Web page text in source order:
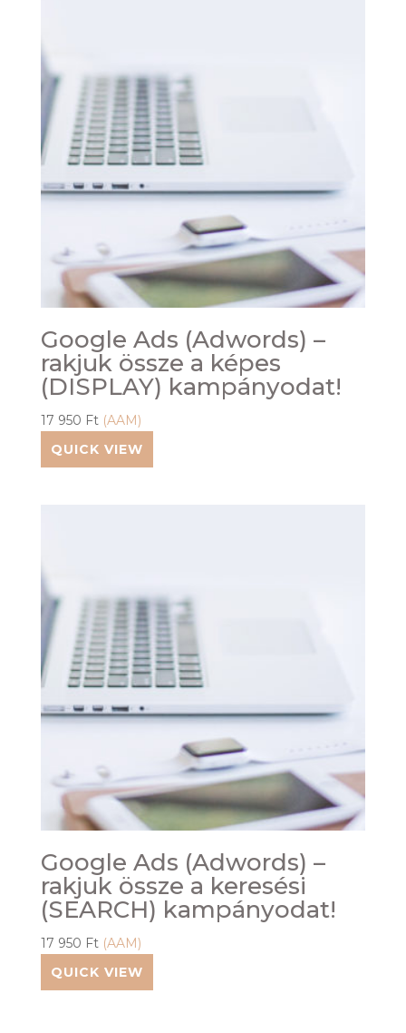
Google Ads (Adwords) –
rakjuk össze a képes
(DISPLAY) kampányodat!
17 950 Ft (AAM)
QUICK VIEW
Google Ads (Adwords) –
rakjuk össze a keresési
(SEARCH) kampányodat!
17 950 Ft (AAM)
QUICK VIEW